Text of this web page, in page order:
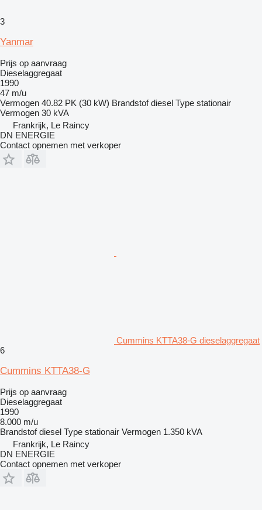
3
Yanmar
Prijs op aanvraag
Dieselaggregaat
1990
47 m/u
Vermogen 40.82 PK (30 kW) Brandstof diesel Type stationair
Vermogen 30 kVA
Frankrijk, Le Raincy
DN ENERGIE
Contact opnemen met verkoper
Cummins KTTA38-G dieselaggregaat
6
Cummins KTTA38-G
Prijs op aanvraag
Dieselaggregaat
1990
8.000 m/u
Brandstof diesel Type stationair Vermogen 1.350 kVA
Frankrijk, Le Raincy
DN ENERGIE
Contact opnemen met verkoper